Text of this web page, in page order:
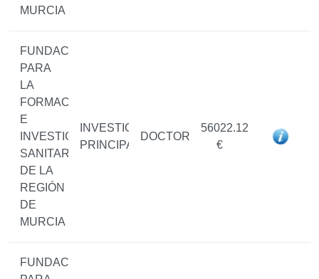
MURCIA
FUNDACIÓN
PARA
LA
FORMACIÓN
E
INVESTIGACIÓN
SANITARIAS
DE LA
REGIÓN
DE
MURCIA
INVESTIGADOR/A
PRINCIPAL
DOCTOR/A
56022.12
€
FUNDACIÓN